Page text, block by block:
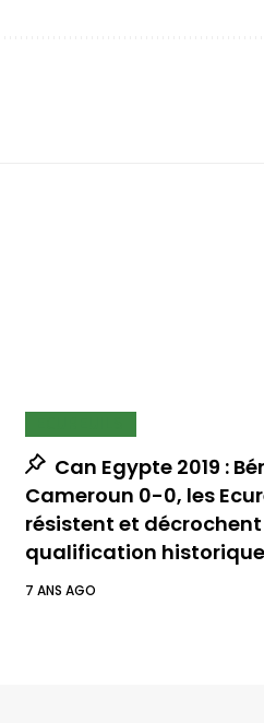
Can Egypte 2019 :
Cameroun 0-0, les
résistent et
qualification
7 ANS AGO